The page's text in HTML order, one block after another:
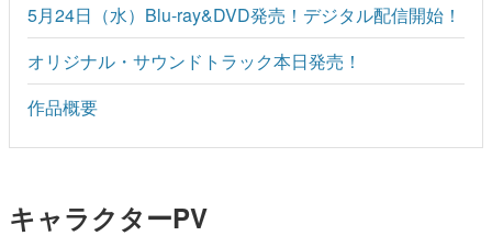
5月24日（水）Blu-ray&DVD発売！デジタル配信開始！
オリジナル・サウンドトラック本日発売！
作品概要
キャラクターPV